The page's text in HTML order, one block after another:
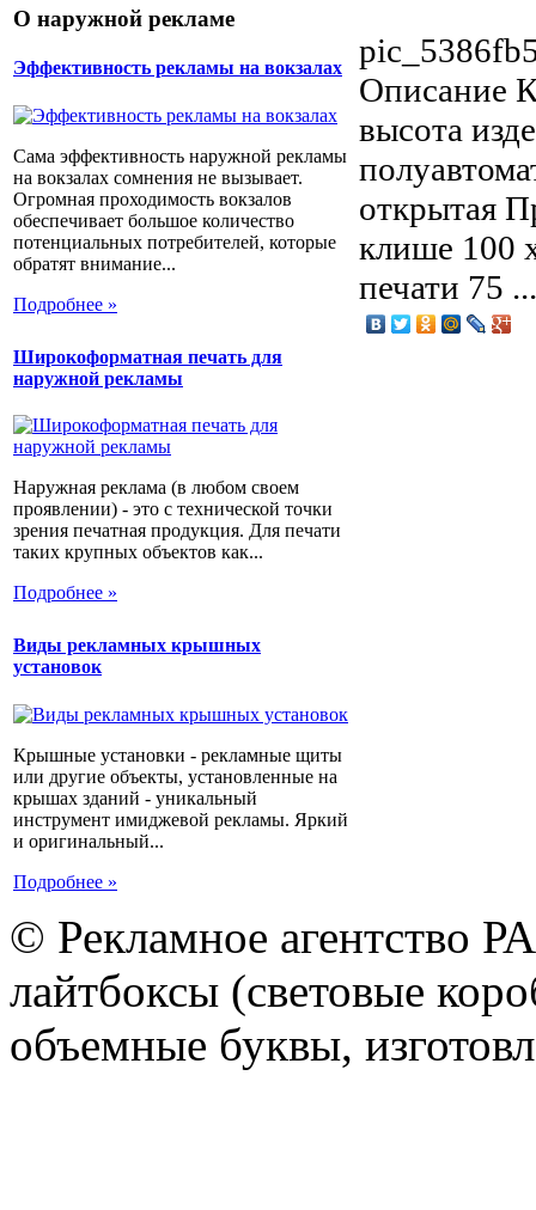
О наружной рекламе
Эффективность рекламы на вокзалах
Сама эффективность наружной рекламы
на вокзалах сомнения не вызывает.
Огромная проходимость вокзалов
обеспечивает большое количество
потенциальных потребителей, которые
обратят внимание...
Подробнее »
Широкоформатная печать для
наружной рекламы
Наружная реклама (в любом своем
проявлении) - это с технической точки
зрения печатная продукция. Для печати
таких крупных объектов как...
Подробнее »
Виды рекламных крышных
установок
Крышные установки - рекламные щиты
или другие объекты, установленные на
крышах зданий - уникальный
инструмент имиджевой рекламы. Яркий
и оригинальный...
Подробнее »
Описание
высота
открытая
клише 100
печати 75 ...
© Рекламное агентство
лайтбоксы (световые
объемные буквы,